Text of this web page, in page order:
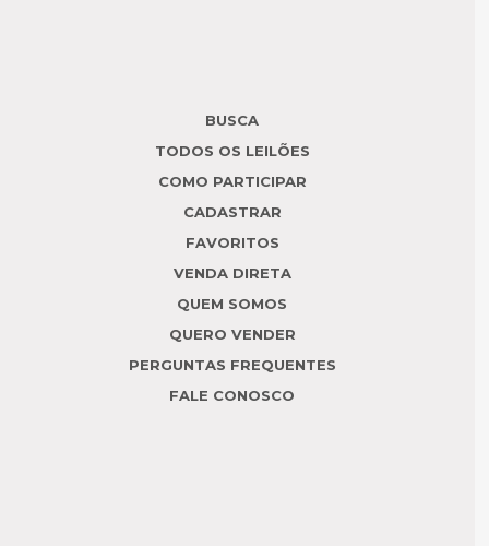
BUSCA
TODOS OS LEILÕES
COMO PARTICIPAR
CADASTRAR
FAVORITOS
VENDA DIRETA
QUEM SOMOS
QUERO VENDER
PERGUNTAS FREQUENTES
FALE CONOSCO